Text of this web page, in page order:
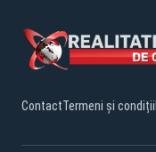
ContactTermeni și condiții